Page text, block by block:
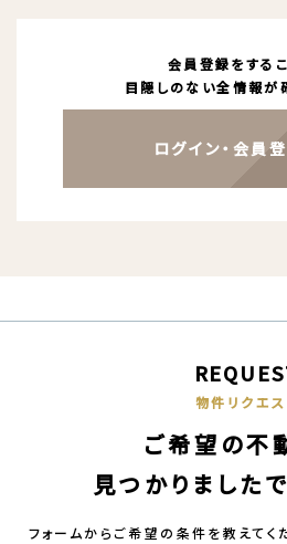
会員登録をするこ
目隠しのない全情報が
ログイン・会員
物件リクエス
ご希望の不
見つかりました
フォームからご希望の条件を教えてく